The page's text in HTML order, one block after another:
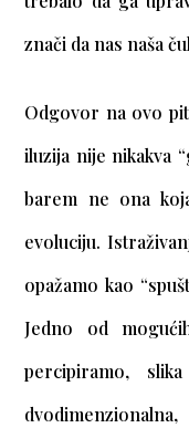
znači da nas naša
Odgovor na ovo
iluzija nije nikakva
barem ne ona
evoluciju.
opažamo kao
Jedno od
percipiramo,